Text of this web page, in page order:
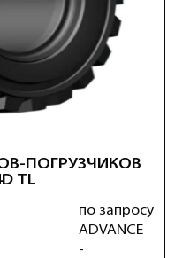
ПОГРУЗЧИКОВ
TL
по запросу
ADVANCE
-